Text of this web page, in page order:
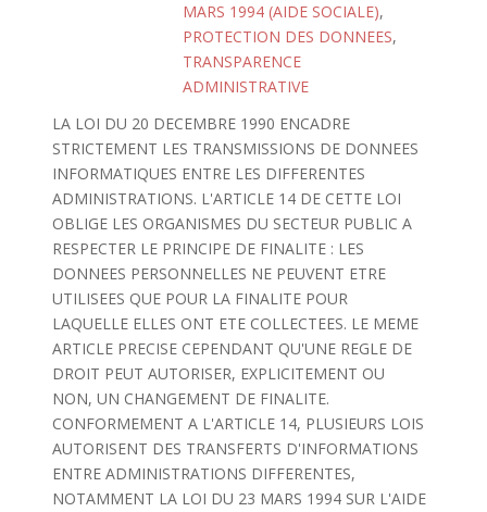
MARS 1994 (AIDE SOCIALE),
PROTECTION DES DONNEES,
TRANSPARENCE
ADMINISTRATIVE
LA LOI DU 20 DECEMBRE 1990 ENCADRE
STRICTEMENT LES TRANSMISSIONS DE DONNEES
INFORMATIQUES ENTRE LES DIFFERENTES
ADMINISTRATIONS. L'ARTICLE 14 DE CETTE LOI
OBLIGE LES ORGANISMES DU SECTEUR PUBLIC A
RESPECTER LE PRINCIPE DE FINALITE : LES
DONNEES PERSONNELLES NE PEUVENT ETRE
UTILISEES QUE POUR LA FINALITE POUR
LAQUELLE ELLES ONT ETE COLLECTEES. LE MEME
ARTICLE PRECISE CEPENDANT QU'UNE REGLE DE
DROIT PEUT AUTORISER, EXPLICITEMENT OU
NON, UN CHANGEMENT DE FINALITE.
CONFORMEMENT A L'ARTICLE 14, PLUSIEURS LOIS
AUTORISENT DES TRANSFERTS D'INFORMATIONS
ENTRE ADMINISTRATIONS DIFFERENTES,
NOTAMMENT LA LOI DU 23 MARS 1994 SUR L'AIDE